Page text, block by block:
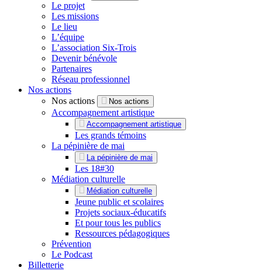
Le projet
Les missions
Le lieu
L’équipe
L’association Six-Trois
Devenir bénévole
Partenaires
Réseau professionnel
Nos actions
Nos actions
Nos actions
Accompagnement artistique
Accompagnement artistique
Les grands témoins
La pépinière de mai
La pépinière de mai
Les 18#30
Médiation culturelle
Médiation culturelle
Jeune public et scolaires
Projets sociaux-éducatifs
Et pour tous les publics
Ressources pédagogiques
Prévention
Le Podcast
Billetterie